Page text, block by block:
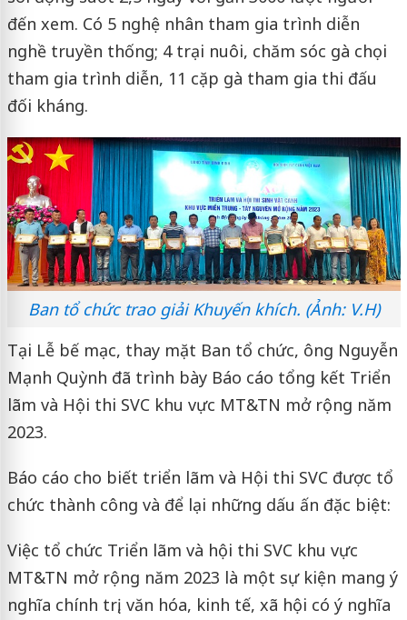
đến xem. Có 5 nghệ nhân tham gia trình diễn
nghề truyền thống; 4 trại nuôi, chăm sóc gà chọi
tham gia trình diễn, 11 cặp gà tham gia thi đấu
đối kháng.
Ban tổ chức trao giải Khuyến khích. (Ảnh: V.H)
Tại Lễ bế mạc, thay mặt Ban tổ chức, ông Nguyễn
Mạnh Quỳnh đã trình bày Báo cáo tổng kết Triển
lãm và Hội thi SVC khu vực MT&TN mở rộng năm
2023.
Báo cáo cho biết triển lãm và Hội thi SVC được tổ
chức thành công và để lại những dấu ấn đặc biệt:
Việc tổ chức Triển lãm và hội thi SVC khu vực
MT&TN mở rộng năm 2023 là một sự kiện mang ý
nghĩa chính trị, văn hóa, kinh tế, xã hội có ý nghĩa